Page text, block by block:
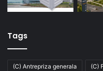
Tags
(C) Antrepriza generala (C)